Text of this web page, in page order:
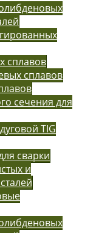
сплавов
сплавов
сечения для
TIG
сварки
и